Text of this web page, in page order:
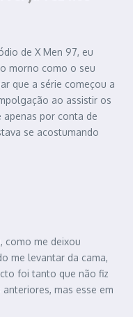
de X Men 97, eu
morno como o seu
que a série começou a
ao assistir os
apenas por conta de
se acostumando
como me deixou
me levantar da cama,
foi tanto que não fiz
mas esse em